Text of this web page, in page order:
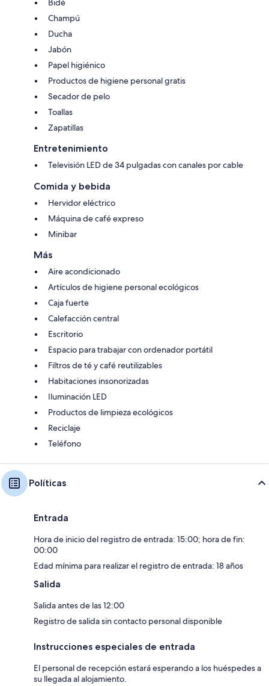
Bidé
Champú
Ducha
Jabón
Papel higiénico
Productos de higiene personal gratis
Secador de pelo
Toallas
Zapatillas
Entretenimiento
Televisión LED de 34 pulgadas con canales por cable
Comida y bebida
Hervidor eléctrico
Máquina de café expreso
Minibar
Más
Aire acondicionado
Artículos de higiene personal ecológicos
Caja fuerte
Calefacción central
Escritorio
Espacio para trabajar con ordenador portátil
Filtros de té y café reutilizables
Habitaciones insonorizadas
Iluminación LED
Productos de limpieza ecológicos
Reciclaje
Teléfono
Políticas
Entrada
Hora de inicio del registro de entrada: 15:00; hora de fin:
00:00
Edad mínima para realizar el registro de entrada: 18 años
Salida
Salida antes de las 12:00
Registro de salida sin contacto personal disponible
Instrucciones especiales de entrada
El personal de recepción estará esperando a los huéspedes a
su llegada al alojamiento.